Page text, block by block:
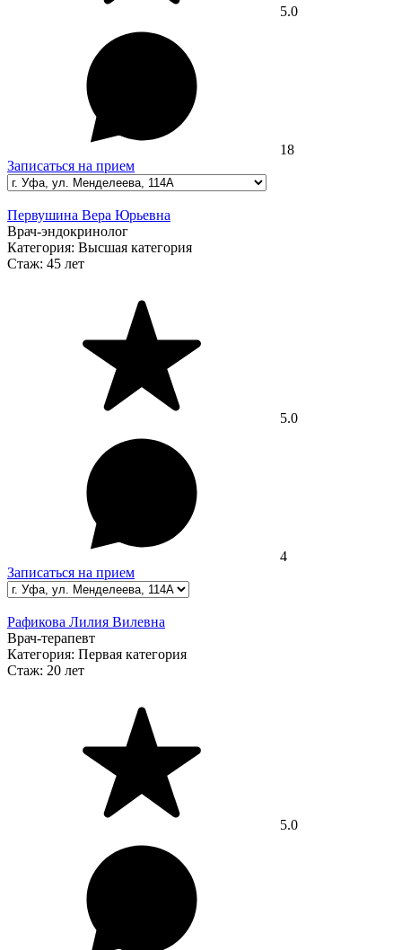
5.0
18
Записаться на прием
Первушина Вера Юрьевна
Врач-эндокринолог
Категория: Высшая категория
Стаж: 45 лет
5.0
4
Записаться на прием
Рафикова Лилия Вилевна
Врач-терапевт
Категория: Первая категория
Стаж: 20 лет
5.0